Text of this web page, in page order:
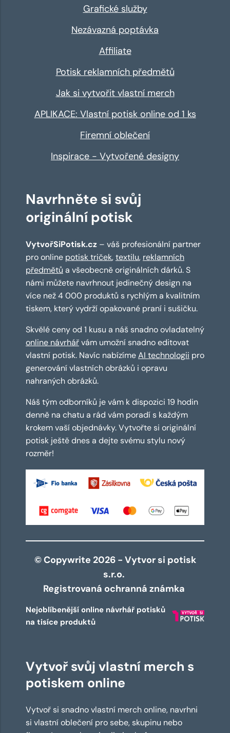
Grafické služby
Nezávazná poptávka
Affiliate
Potisk reklamních předmětů
Jak si vytvořit vlastní merch
APLIKACE: Vlastní potisk online od 1 ks
Firemní oblečení
Inspirace - Vytvořené designy
Navrhněte si svůj
originální potisk
VytvořSiPotisk.cz – váš profesionální partner
pro online potisk triček,textilu, reklamních
předmětů a všeobecně originálních dárků. S
námi můžete navrhnout jedinečný design na
více než 4 000 produktů s rychlým a kvalitním
tiskem, který vydrží opakované praní i sušičku.
Skvělé ceny od 1 kusu a náš snadno ovladatelný
online návrhářvám umožní snadno editovat
vlastní potisk. Navíc nabízímeAI technologii pro
generování vlastních obrázků i opravu
nahraných obrázků.
Náš tým odborníků je vám k dispozici 19 hodin
denně na chatu a rád vám poradí s každým
krokem vaší objednávky. Vytvořte si originální
potisk ještě dnes a dejte svému stylu nový
rozměr!
© Copywrite 2026 - Vytvor si potisk
s.r.o.
Registrovaná ochranná známka
Nejoblíbenější online návrhář potisků
na tisíce produktů
Vytvoř svůj vlastní merch s
potiskem online
Vytvoř si snadno vlastní merch online, navrhni
si vlastní oblečení pro sebe, skupinu nebo